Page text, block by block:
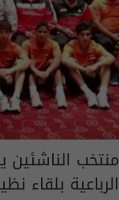
منتخب
الرباعية بلقاء